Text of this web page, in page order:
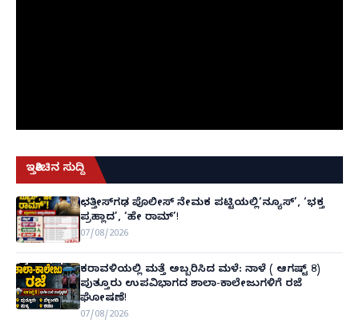
ಇತ್ತೀಚಿನ ಸುದ್ದಿ
ಛತ್ತೀಸ್‌ಗಢ ಪೊಲೀಸ್ ನೇಮಕ ಪಟ್ಟಿಯಲ್ಲಿ‘ನ್ಯೂಸ್’, ‘ಭಕ್ತ
ಪ್ರಹ್ಲಾದ’, ‘ಹೇ ರಾಮ್’!
07/08/2026
ಕರಾವಳಿಯಲ್ಲಿ ಮತ್ತೆ ಅಬ್ಬರಿಸಿದ ಮಳೆ: ನಾಳೆ ( ಆಗಷ್ಟ್ 8)
ಪುತ್ತೂರು ಉಪವಿಭಾಗದ ಶಾಲಾ-ಕಾಲೇಜುಗಳಿಗೆ ರಜೆ
ಘೋಷಣೆ!
07/08/2026